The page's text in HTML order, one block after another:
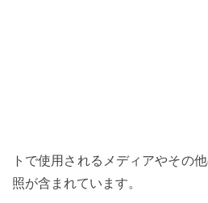
トで使用されるメディアやその
照が含まれています。